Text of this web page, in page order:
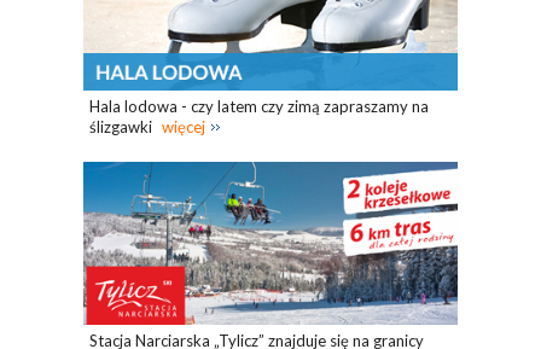
Hala lodowa - czy latem czy zimą zapraszamy na
ślizgawki więcej
Stacja Narciarska „Tylicz” znajduje się na granicy